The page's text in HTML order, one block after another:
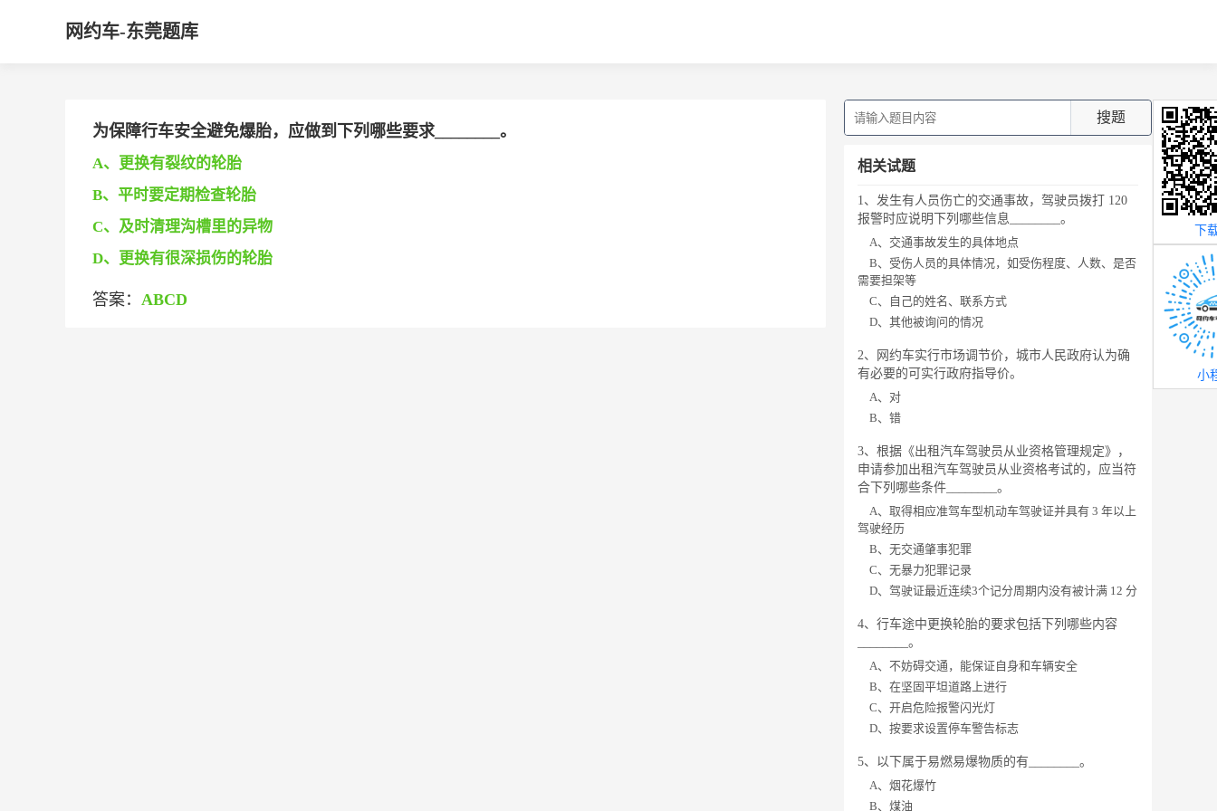
网约车-东莞题库
为保障行车安全避免爆胎，应做到下列哪些要求________。
A、更换有裂纹的轮胎
B、平时要定期检查轮胎
C、及时清理沟槽里的异物
D、更换有很深损伤的轮胎
答案： ABCD
搜题
相关试题
1、发生有人员伤亡的交通事故，驾驶员拨打 120
报警时应说明下列哪些信息________。
A、交通事故发生的具体地点
B、受伤人员的具体情况，如受伤程度、人数、是否
需要担架等
C、自己的姓名、联系方式
D、其他被询问的情况
2、网约车实行市场调节价，城市人民政府认为确
有必要的可实行政府指导价。
A、对
B、错
3、根据《出租汽车驾驶员从业资格管理规定》，
申请参加出租汽车驾驶员从业资格考试的，应当符
合下列哪些条件________。
A、取得相应准驾车型机动车驾驶证并具有 3 年以上
驾驶经历
B、无交通肇事犯罪
C、无暴力犯罪记录
D、驾驶证最近连续3个记分周期内没有被计满 12 分
4、行车途中更换轮胎的要求包括下列哪些内容
________。
A、不妨碍交通，能保证自身和车辆安全
B、在坚固平坦道路上进行
C、开启危险报警闪光灯
D、按要求设置停车警告标志
5、以下属于易燃易爆物质的有________。
A、烟花爆竹
B、煤油
下
小